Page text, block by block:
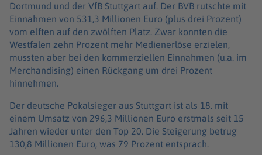
Dortmund und der VfB Stuttgart auf. Der BVB rutschte mit
Einnahmen von 531,3 Millionen Euro (plus drei Prozent)
vom elften auf den zwölften Platz. Zwar konnten die
Westfalen zehn Prozent mehr Medienerlöse erzielen,
mussten aber bei den kommerziellen Einnahmen (u.a. im
Merchandising) einen Rückgang um drei Prozent
hinnehmen.
Der deutsche Pokalsieger aus Stuttgart ist als 18. mit
einem Umsatz von 296,3 Millionen Euro erstmals seit 15
Jahren wieder unter den Top 20. Die Steigerung betrug
130,8 Millionen Euro, was 79 Prozent entsprach.